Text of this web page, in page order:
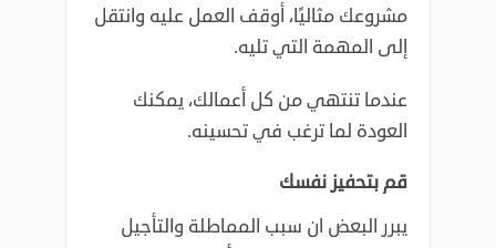
مشروعك مثاليًا، أوقف العمل عليه وانتقل
إلى ‏المهمة التي تليه‎.‎
عندما تنتهي من كل أعمالك، يمكنك
العودة لما ترغب في تحسينه‎.‎
قم بتحفيز نفسك
يبرر البعض ان سبب المماطلة والتأجيل